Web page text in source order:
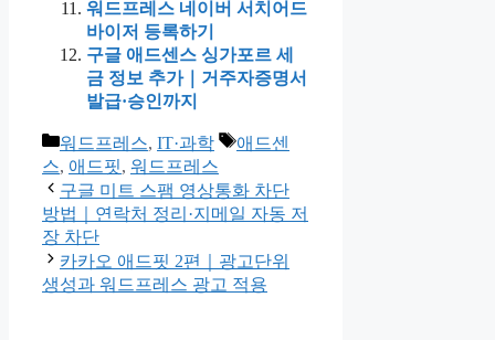
워드프레스 네이버 서치어드
바이저 등록하기
구글 애드센스 싱가포르 세
금 정보 추가｜거주자증명서
발급·승인까지
카
테
고
리
워드프레스, IT·과학
태
애드센
스, 애드핏, 워드프레스
구글 미트 스팸 영상통화 차단
방법｜연락처 정리·지메일 자동 저
장 차단
카카오 애드핏 2편｜광고단위
생성과 워드프레스 광고 적용